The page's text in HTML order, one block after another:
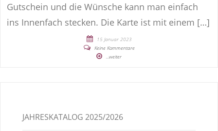
Gutschein und die Wünsche kann man einfach
ins Innenfach stecken. Die Karte ist mit einem […]
15 Januar 2023
Keine Kommentare
...weiter
JAHRESKATALOG 2025/2026